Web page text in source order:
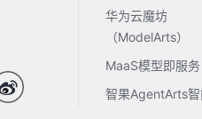
华为云魔坊
（ModelArts）
MaaS模型即服务
智果AgentArts